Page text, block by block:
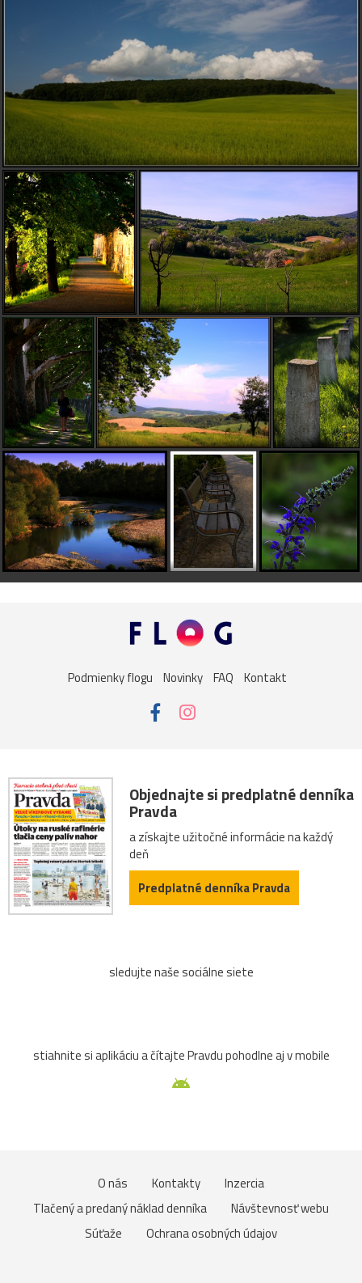
Podmienky flogu Novinky FAQ Kontakt
Objednajte si predplatné denníka
Pravda
a získajte užitočné informácie na každý
deň
Predplatné denníka Pravda
sledujte naše sociálne siete
stiahnite si aplikáciu a čítajte Pravdu pohodlne aj v mobile
O nás Kontakty
Inzercia
Tlačený a predaný náklad denníka
Návštevnosť webu
Súťaže
Ochrana osobných údajov